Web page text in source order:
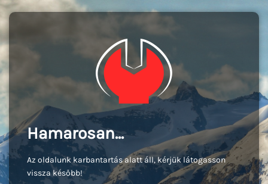
Hamarosan...
Az oldalunk karbantartás alatt áll, kérjük látogasson
vissza később!